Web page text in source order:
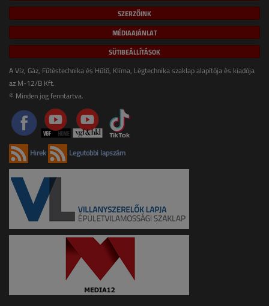
SZERZŐINK
MÉDIAAJÁNLAT
SÜTIBEÁLLÍTÁSOK
A Víz, Gáz, Fűtéstechnika és Hűtő, Klíma, Légtechnika szaklap alapítója és kiadója
az M-12/B Kft.
© Minden jog fenntartva.
Hírek Legutóbbi lapszám